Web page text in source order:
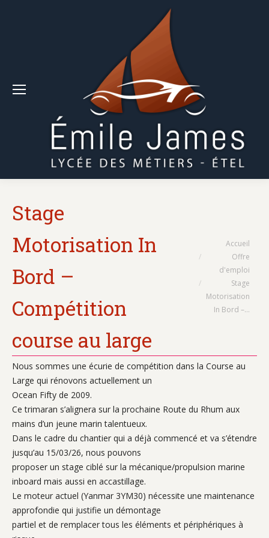
Stage
Motorisation In
Bord –
Compétition
course au large
Vous êtes ici :
Accueil
Offre
d'emploi
Stage
Motorisation
In Bord –…
Nous sommes une écurie de compétition dans la Course au
Large qui rénovons actuellement un
Ocean Fifty de 2009.
Ce trimaran s’alignera sur la prochaine Route du Rhum aux
mains d’un jeune marin talentueux.
Dans le cadre du chantier qui a déjà commencé et va s’étendre
jusqu’au 15/03/26, nous pouvons
proposer un stage ciblé sur la mécanique/propulsion marine
inboard mais aussi en accastillage.
Le moteur actuel (Yanmar 3YM30) nécessite une maintenance
approfondie qui justifie un démontage
partiel et de remplacer tous les éléments et périphériques à